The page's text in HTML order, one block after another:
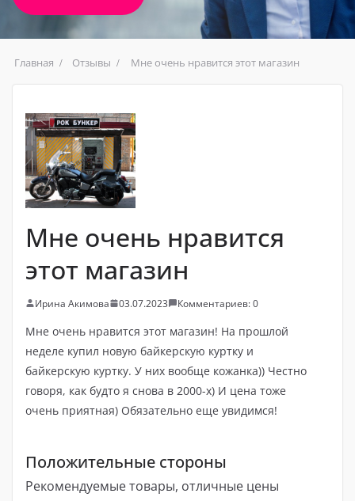
Главная Отзывы Мне очень нравится этот магазин
Мне очень нравится
этот магазин
Ирина Акимова 03.07.2023 Комментариев: 0
Мне очень нравится этот магазин! На прошлой
неделе купил новую байкерскую куртку и
байкерскую куртку. У них вообще кожанка)) Честно
говоря, как будто я снова в 2000-х) И цена тоже
очень приятная) Обязательно еще увидимся!
Положительные стороны
Рекомендуемые товары, отличные цены